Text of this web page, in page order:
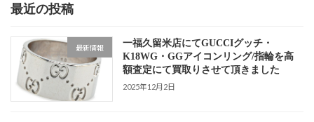
最近の投稿
最新情報
一福久留米店にてGUCCIグッチ・
K18WG・GGアイコンリング/指輪を高
額査定にて買取りさせて頂きました
2025年12月2日